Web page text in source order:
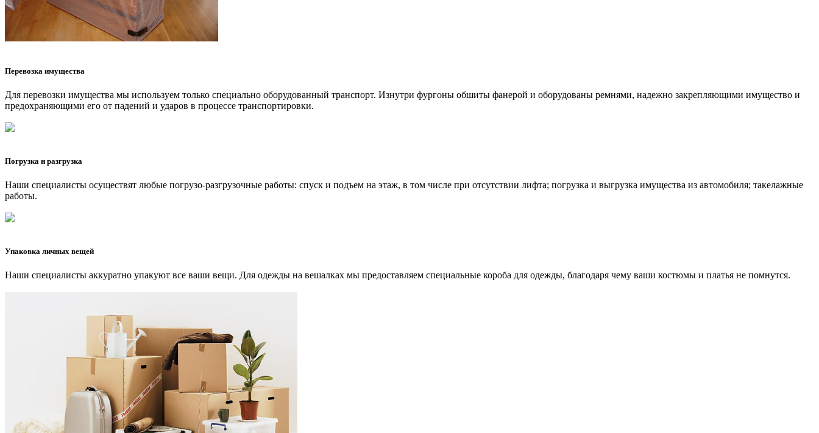
Перевозка имущества
Для перевозки имущества мы используем только специально оборудованный транспорт. Изнутри фургоны обшиты фанерой и оборудованы ремнями, надежно закрепляющими имущество и
предохраняющими его от падений и ударов в процессе транспортировки.
Погрузка и разгрузка
Наши специалисты осуществят любые погрузо-разгрузочные работы: спуск и подъем на этаж, в том числе при отсутствии лифта; погрузка и выгрузка имущества из автомобиля; такелажные
работы.
Упаковка личных вещей
Наши специалисты аккуратно упакуют все ваши вещи. Для одежды на вешалках мы предоставляем специальные короба для одежды, благодаря чему ваши костюмы и платья не помнутся.